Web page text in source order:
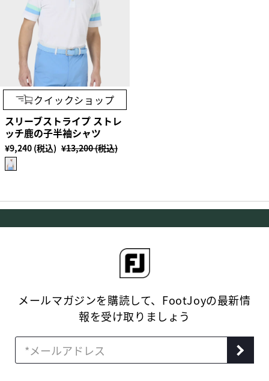
クイックショップ
スリーブストライプ ストレ
ッチ鹿の子半袖シャツ
¥13,200 (税込)
¥9,240 (税込)
メールマガジンを購読して、FootJoyの最新情
報を受け取りましょう